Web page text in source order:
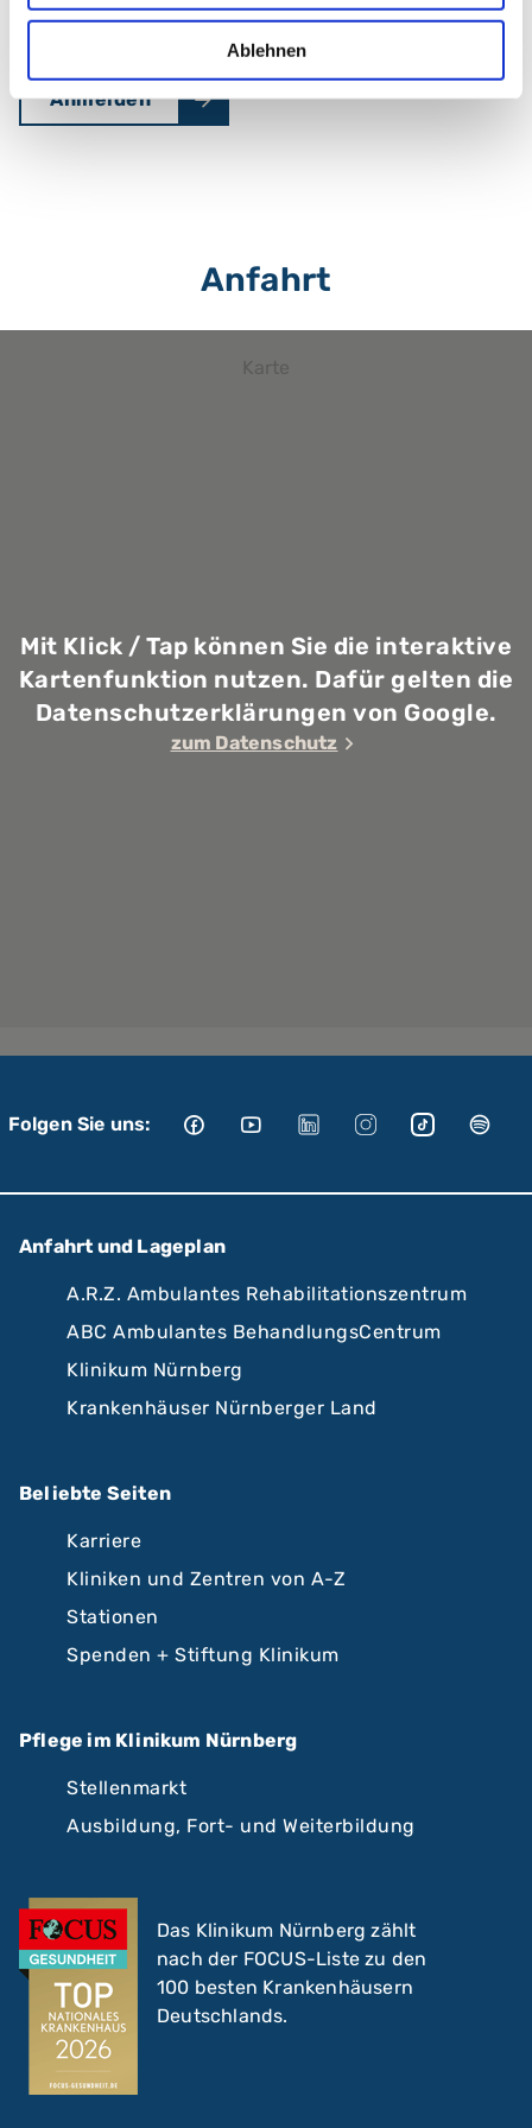
Ablehnen
Breslauer Str. 201
Anmelden
Anfahrt
Karte
Mit Klick / Tap können Sie die interaktive
Kartenfunktion nutzen. Dafür gelten die
Datenschutzerklärungen von Google.
zum Datenschutz
Folgen Sie uns:
Anfahrt und Lageplan
A.R.Z. Ambulantes Rehabilitationszentrum
ABC Ambulantes BehandlungsCentrum
Klinikum Nürnberg
Krankenhäuser Nürnberger Land
Beliebte Seiten
Karriere
Kliniken und Zentren von A-Z
Stationen
Spenden + Stiftung Klinikum
Pflege im Klinikum Nürnberg
Stellenmarkt
Ausbildung, Fort- und Weiterbildung
Das Klinikum Nürnberg zählt
nach der FOCUS-Liste zu den
100 besten Krankenhäusern
Deutschlands.